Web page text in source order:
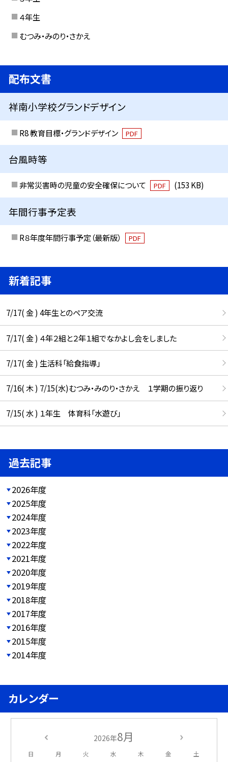
４年生
むつみ・みのり・さかえ
配布文書
祥南小学校グランドデザイン
R8 教育目標・グランドデザイン PDF
台風時等
非常災害時の児童の安全確保について PDF (153 KB)
年間行事予定表
R８年度年間行事予定（最新版） PDF
新着記事
7/17( 金 ) 4年生とのペア交流
7/17( 金 ) ４年２組と２年１組でなかよし会をしました
7/17( 金 ) 生活科「給食指導」
7/16( 木 ) 7/15(水)むつみ・みのり・さかえ １学期の振り返り
7/15( 水 ) １年生 体育科「水遊び」
過去記事
2026年度
2025年度
2024年度
2023年度
2022年度
2021年度
2020年度
2019年度
2018年度
2017年度
2016年度
2015年度
2014年度
カレンダー
2026年8月
日 月 火 水 木 金 土